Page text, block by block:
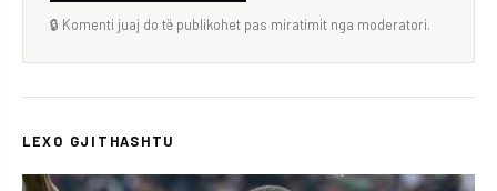
🔒 Komenti juaj do të publikohet pas miratimit nga moderatori.
LEXO GJITHASHTU